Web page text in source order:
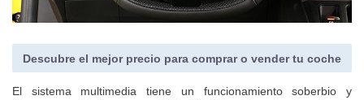
Descubre el mejor precio para comprar o vender tu coche
El sistema multimedia tiene un funcionamiento soberbio y